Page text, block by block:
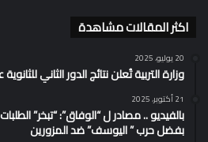
اكثر المقالات مشاهدة
20 يوليو، 2025
وزارة التربية تُعلن نتائج الدور الثاني
21 أكتوبر، 2025
بالفيديو .. مصادر ل “الوفاق”: “تبخر”
بفضل حرب ” اليوسف” ضد المزورين